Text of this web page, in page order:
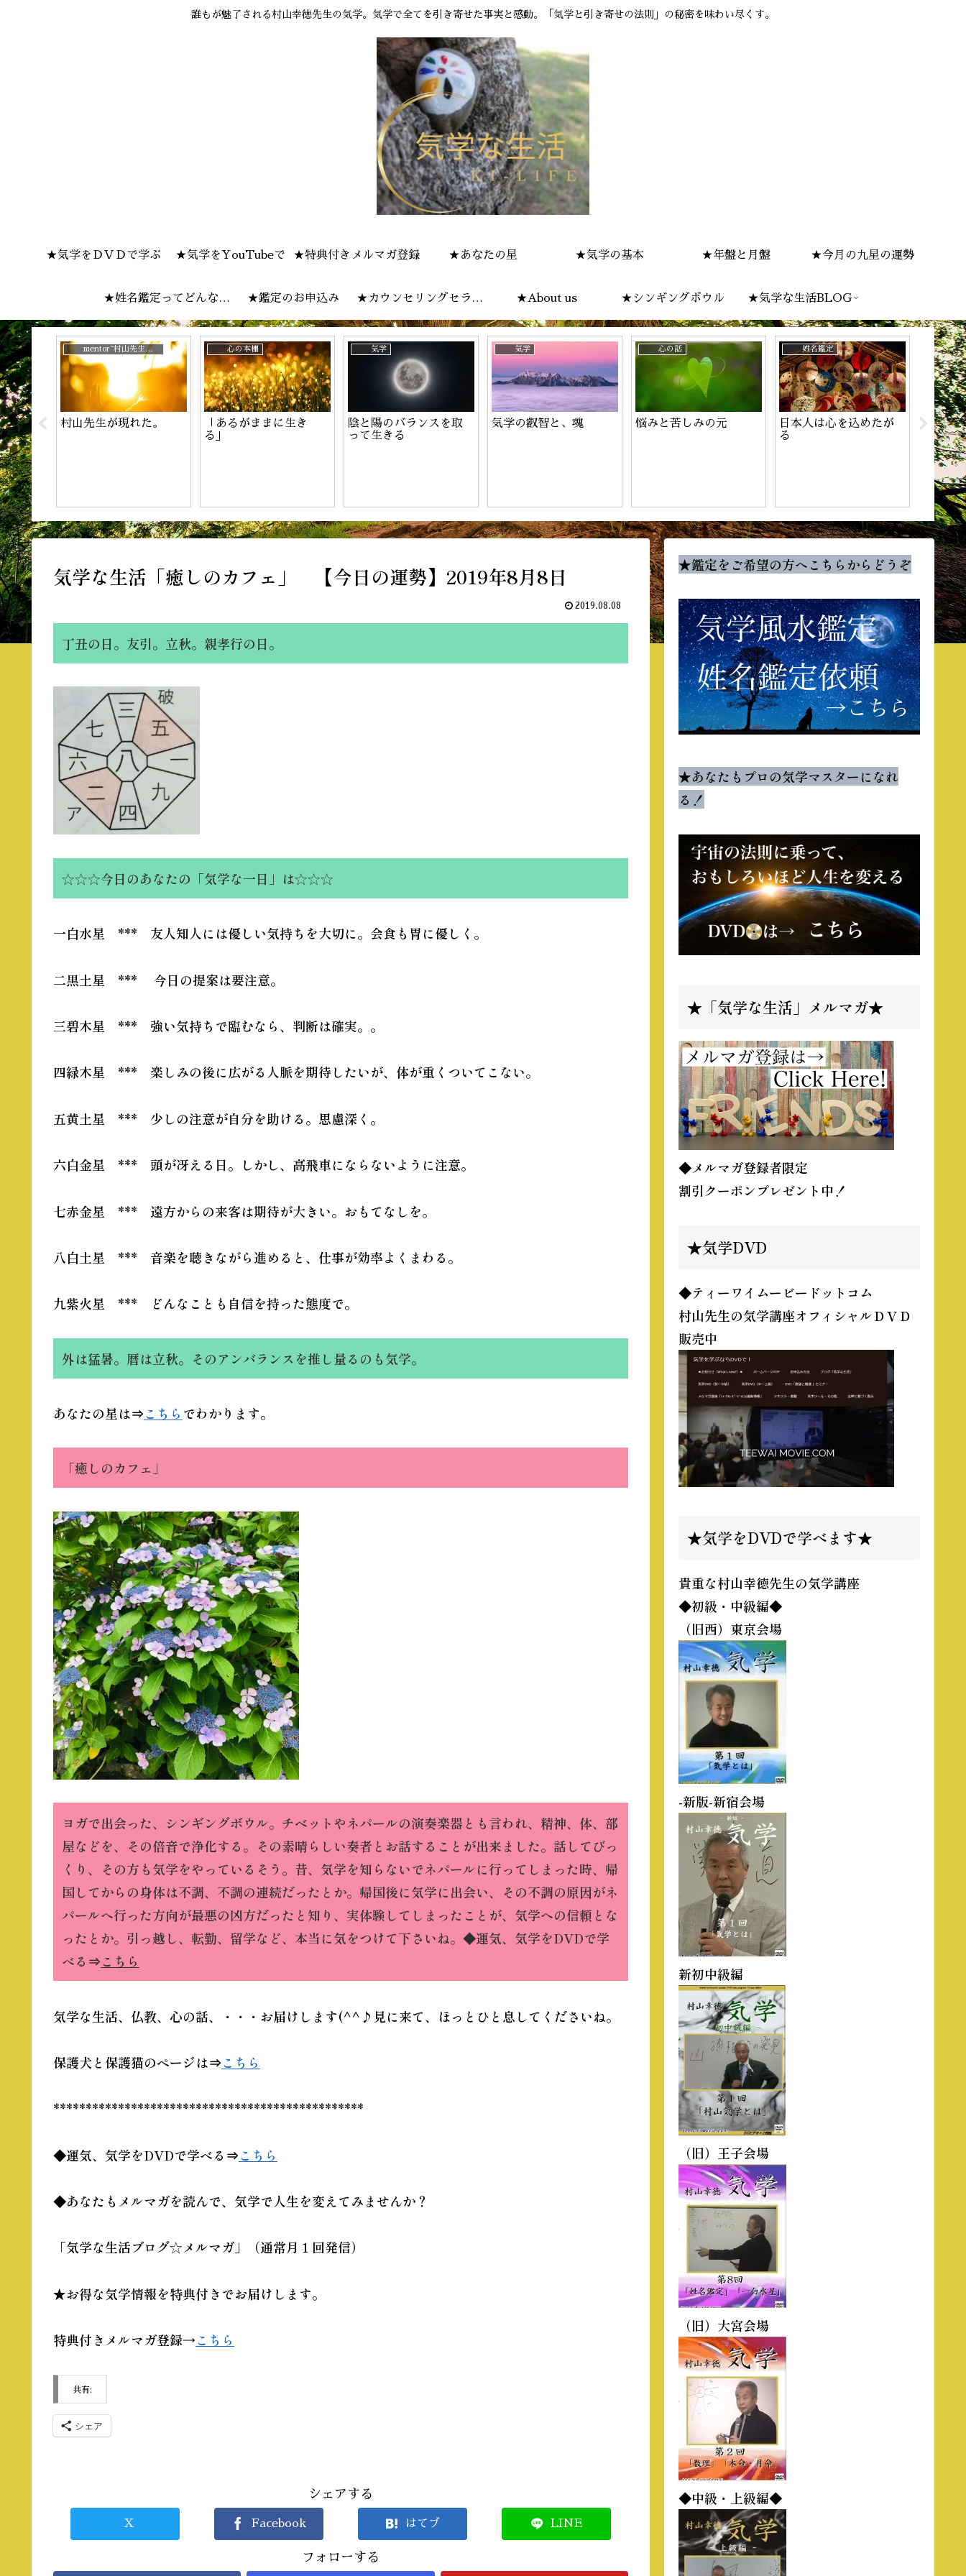
誰もが魅了される村山幸徳先生の気学。気学で全てを引き寄せた事実と感動。「気学と引き寄せの法則」の秘密を味わい尽くす。
★気学をＤＶＤで学ぶ ★気学をYouTubeで ★特典付きメルマガ登録 ★あなたの星 ★気学の基本 ★年盤と月盤 ★今月の九星の運勢
★姓名鑑定ってどんな感
じ？
★鑑定のお申込み ★カウンセリングセラピ
ーのお申込み
★About us ★シンギングボウル ★気学な生活BLOG
mentor~村山先生と。
村山先生が現れた。
心の本棚
「あるがままに生き
る」
気学
陰と陽のバランスを取
って生きる
気学
気学の叡智と、魂
心の話
悩みと苦しみの元
姓名鑑定
日本人は心を込めたが
る
姓名
チャン
気学な生活「癒しのカフェ」 【今日の運勢】2019年8月8日
2019.08.08
丁丑の日。友引。立秋。親孝行の日。
☆☆☆今日のあなたの「気学な一日」は☆☆☆
一白水星 *** 友人知人には優しい気持ちを大切に。会食も胃に優しく。
二黒土星 *** 今日の提案は要注意。
三碧木星 *** 強い気持ちで臨むなら、判断は確実。。
四緑木星 *** 楽しみの後に広がる人脈を期待したいが、体が重くついてこない。
五黄土星 *** 少しの注意が自分を助ける。思慮深く。
六白金星 *** 頭が冴える日。しかし、高飛車にならないように注意。
七赤金星 *** 遠方からの来客は期待が大きい。おもてなしを。
八白土星 *** 音楽を聴きながら進めると、仕事が効率よくまわる。
九紫火星 *** どんなことも自信を持った態度で。
外は猛暑。暦は立秋。そのアンバランスを推し量るのも気学。
あなたの星は⇒こちら でわかります。
「癒しのカフェ」
ヨガで出会った、シンギングボウル。チベットやネパールの演奏楽器とも言われ、精神、体、部
屋などを、その倍音で浄化する。その素晴らしい奏者とお話することが出来ました。話してびっ
くり、その方も気学をやっているそう。昔、気学を知らないでネパールに行ってしまった時、帰
国してからの身体は不調、不調の連続だったとか。帰国後に気学に出会い、その不調の原因がネ
パールへ行った方向が最悪の凶方だったと知り、実体験してしまったことが、気学への信頼とな
ったとか。引っ越し、転勤、留学など、本当に気をつけて下さいね。◆運気、気学をDVDで学
べる⇒こちら
気学な生活、仏教、心の話、・・・お届けします(^^♪見に来て、ほっとひと息してくださいね。
保護犬と保護猫のページは⇒こちら
************************************************
◆運気、気学をDVDで学べる⇒こちら
◆あなたもメルマガを読んで、 気学で人生を変えてみませんか？
「気学な生活ブログ☆メルマガ」（通常月１回発信）
★お得な気学情報を特典付きでお届けします。
特典付きメルマガ登録→こちら
共有:
シェア
シェアする
X Facebook はてブ LINE
フォローする
★鑑定をご希望の方へこちらからどうぞ
★あなたもプロの気学マスターになれ
る！
★「気学な生活」メルマガ★
◆メルマガ登録者限定
割引クーポンプレゼント中！
★気学DVD
◆ティーワイムービードットコム
村山先生の気学講座オフィシャルＤＶＤ
販売中
★気学をDVDで学べます★
貴重な村山幸徳先生の気学講座
◆初級・中級編◆
（旧西）東京会場
-新版-新宿会場
新初中級編
（旧）王子会場
（旧）大宮会場
◆中級・上級編◆